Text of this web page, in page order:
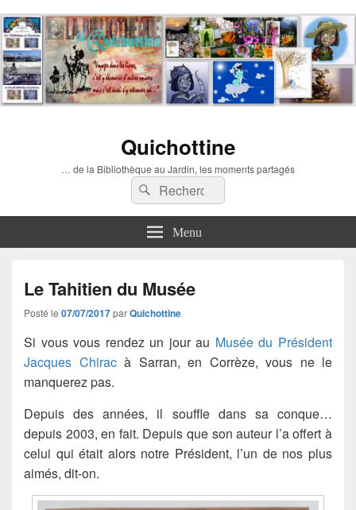
Quichottine
… de la Bibliothèque au Jardin, les moments partagés
Recherche :
Rechercher
Menu
Le Tahitien du Musée
Posté le 07/07/2017parQuichottine
Si vous vous rendez un jour au Musée du Président
Jacques Chiracà Sarran, en Corrèze, vous ne le
manquerez pas.
Depuis des années, il souffle dans sa conque…
depuis 2003, en fait. Depuis que son auteur l’a offert à
celui qui était alors notre Président, l’un de nos plus
aimés, dit-on.